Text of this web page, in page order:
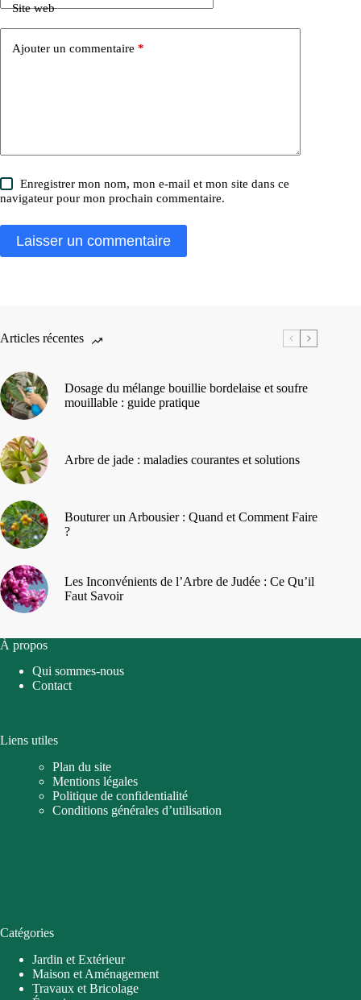
Site web
Ajouter un commentaire *
Enregistrer mon nom, mon e-mail et mon site dans ce
navigateur pour mon prochain commentaire.
Laisser un commentaire
Articles récentes
Dosage du mélange bouillie bordelaise et soufre
mouillable : guide pratique
Arbre de jade : maladies courantes et solutions
Bouturer un Arbousier : Quand et Comment Faire
?
Les Inconvénients de l’Arbre de Judée : Ce Qu’il
Faut Savoir
À propos
Qui sommes-nous
Contact
Liens utiles
Plan du site
Mentions légales
Politique de confidentialité
Conditions générales d’utilisation
Catégories
Jardin et Extérieur
Maison et Aménagement
Travaux et Bricolage